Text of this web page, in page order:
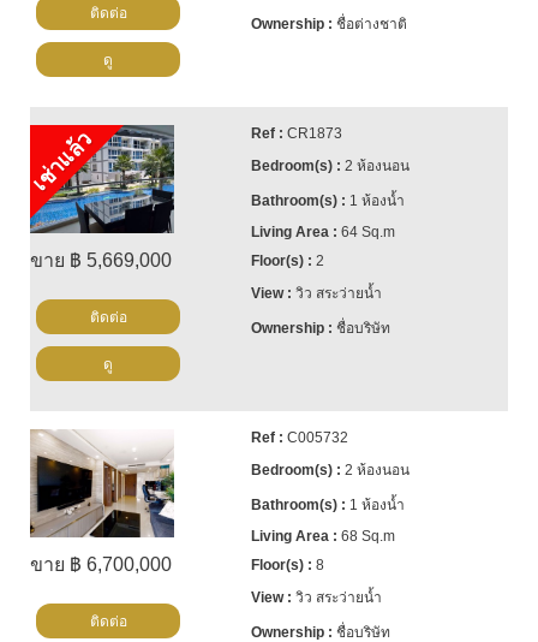
ชื่อต่างชาติ
ติดต่อ
ดู
เช่าแล้ว
ขาย ฿ 5,669,000
CR1873
2 ห้องนอน
1 ห้องน้ำ
64 Sq.m
2
วิว สระว่ายน้ำ
ชื่อบริษัท
ติดต่อ
ดู
ขาย ฿ 6,700,000
C005732
2 ห้องนอน
1 ห้องน้ำ
68 Sq.m
8
วิว สระว่ายน้ำ
ชื่อบริษัท
ติดต่อ